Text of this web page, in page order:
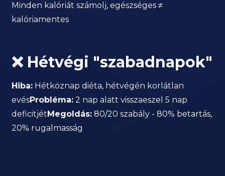
Minden kalóriát számolj, egészséges ≠
kalóriamentes
❌ Hétvégi "szabadnapok"
Hiba: Hétköznap diéta, hétvégén korlátlan
evésProbléma: 2 nap alatt visszaeszel 5 nap
deficitjétMegoldás: 80/20 szabály - 80% betartás,
20% rugalmasság